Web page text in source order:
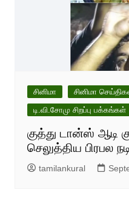
சினிமா
சினிமா
டி.வி.சோமு சிறப்பு பக்கங்கள்
குத்து டான்ஸ் ஆடி
செலுத்திய பிரபல
tamilankural